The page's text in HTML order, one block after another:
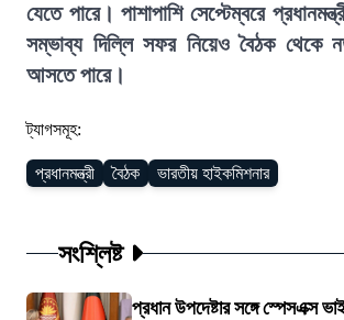
যেতে পারে। পাশাপাশি সেপ্টেম্বরে
সম্ভাব্য দিল্লি সফর নিয়েও বৈঠক থেকে
আসতে পারে।
ট্যাগসমূহ:
প্রধানমন্ত্রী বৈঠক ভারতীয় হাইকমিশনার
সংশ্লিষ্ট
প্রধান উপদেষ্টার সঙ্গে স্পেসএক্স